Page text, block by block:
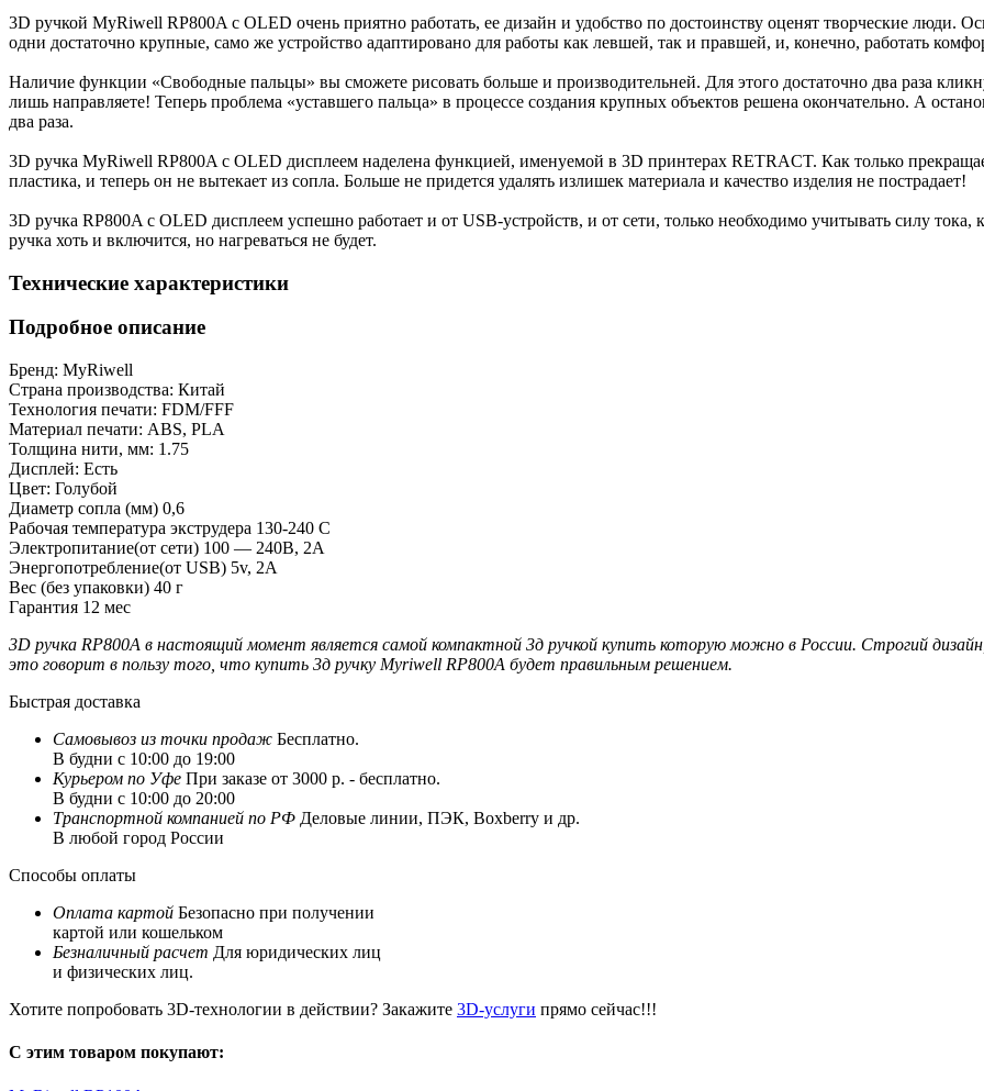
3D ручкой MyRiwell RP800A c OLED очень приятно работать, ее дизайн и удобство по достоинству оценят творческие люди.
одни достаточно крупные, само же устройство адаптировано для работы как левшей, так и правшей, и, конечно, работать
Наличие функции «Свободные пальцы» вы сможете рисовать больше и производительней. Для этого достаточно два раза
лишь направляете! Теперь проблема «уставшего пальца» в процессе создания крупных объектов решена окончательно. А
два раза.
3D ручка MyRiwell RP800A c OLED дисплеем наделена функцией, именуемой в 3D принтерах RETRACT. Как только
пластика, и теперь он не вытекает из сопла. Больше не придется удалять излишек материала и качество изделия не пострадает!
3D ручка RP800A c OLED дисплеем успешно работает и от USB-устройств, и от сети, только необходимо учитывать силу
ручка хоть и включится, но нагреваться не будет.
Технические характеристики
Подробное описание
Бренд: MyRiwell
Страна производства: Китай
Технология печати: FDM/FFF
Материал печати: ABS, PLA
Толщина нити, мм: 1.75
Дисплей: Есть
Цвет: Голубой
Диаметр сопла (мм) 0,6
Рабочая температура экструдера 130-240 С
Электропитание(от сети) 100 — 240В, 2A
Энергопотребление(от USB) 5v, 2A
Вес (без упаковки) 40 г
Гарантия 12 мес
3D ручка RP800A в настоящий момент является самой компактной 3д ручкой купить которую можно в России. Строгий
это говорит в пользу того, что купить 3д ручку Myriwell RP800A будет правильным решением.
Быстрая доставка
Самовывоз из точки продаж Бесплатно.
В будни с 10:00 до 19:00
Курьером по Уфе При заказе от 3000 р. - бесплатно.
В будни с 10:00 до 20:00
Транспортной компанией по РФ Деловые линии, ПЭК, Boxberry и др.
В любой город России
Способы оплаты
Оплата картой Безопасно при получении
картой или кошельком
Безналичный расчет Для юридических лиц
и физических лиц.
Хотите попробовать 3D-технологии в действии? Закажите 3D-услуги прямо сейчас!!!
С этим товаром покупают: